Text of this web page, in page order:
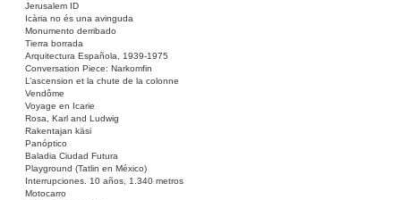
Jerusalem ID
Icària no és una avinguda
Monumento derribado
Tierra borrada
Arquitectura Española, 1939-1975
Conversation Piece: Narkomfin
L’ascension et la chute de la colonne
Vendôme
Voyage en Icarie
Rosa, Karl and Ludwig
Rakentajan käsi
Panóptico
Baladia Ciudad Futura
Playground (Tatlin en México)
Interrupciones. 10 años, 1.340 metros
Motocarro